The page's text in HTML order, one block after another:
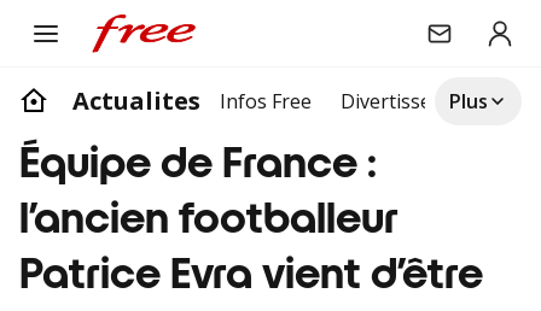
Actualites Infos Free Divertissement
Plus
Équipe de France :
l’ancien footballeur
Patrice Evra vient d’être